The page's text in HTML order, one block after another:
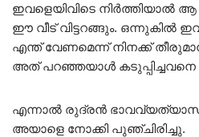
ഇവളെയിവിടെ നിർത്തിയാൽ ആ
ഈ വീട് വിട്ടറങ്ങും. ഒന്നുകിൽ
എന്ത് വേണമെന്ന് നിനക്ക്
അത് പറഞ്ഞയാൾ കടുപ്പിച്ചവനെ
എന്നാൽ രുദ്രൻ
അയാളെ നോക്കി പുഞ്ചിരിച്ചു.